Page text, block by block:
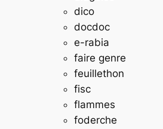
dico
docdoc
e-rabia
faire genre
feuillethon
fisc
flammes
foderche